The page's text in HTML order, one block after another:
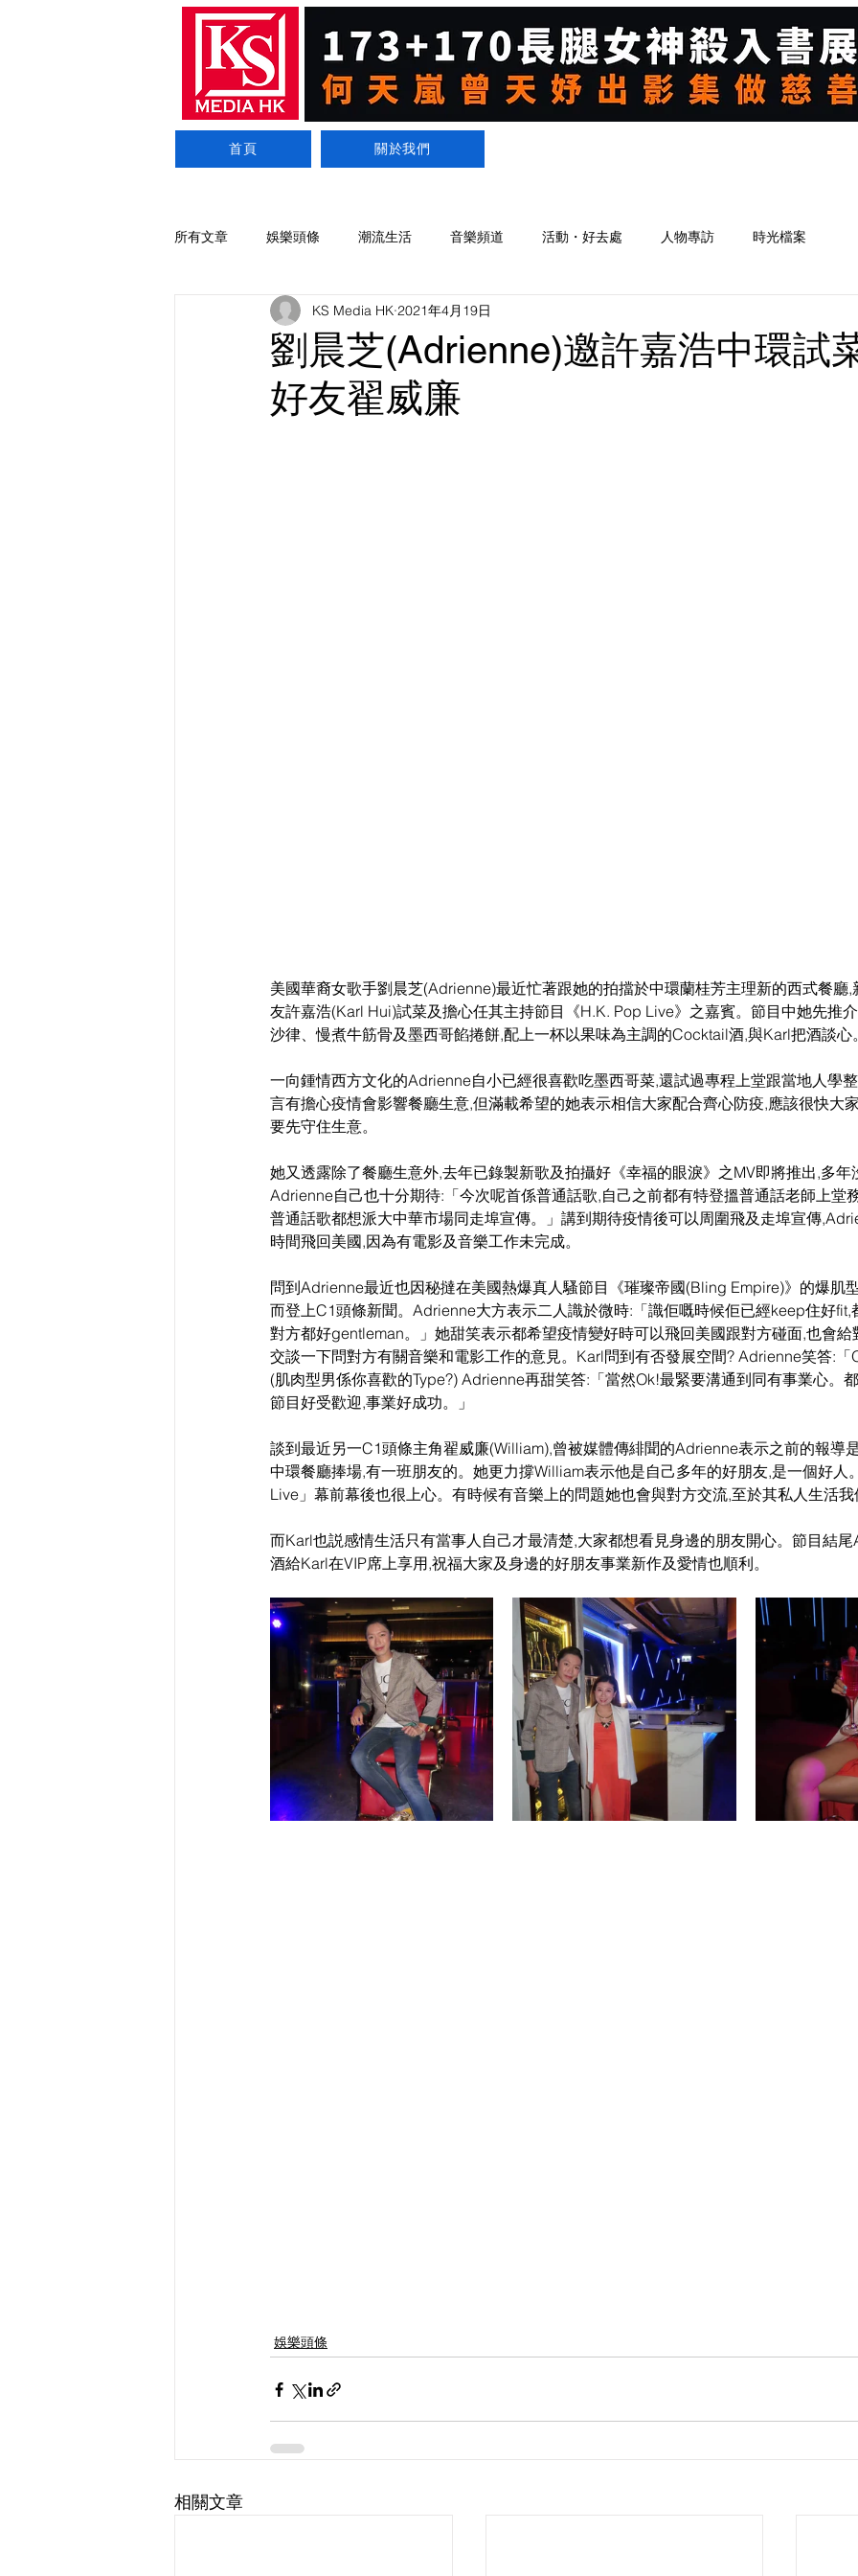
首頁 關於我們
所有文章 娛樂頭條 潮流生活 音樂頻道 活動・好去處 人物專訪 時光檔案
劉晨芝(Adrienne)邀許嘉浩中環試
好友翟威廉
KS Media HK 2021年4月19日
美國華裔女歌手劉晨芝(Adrienne)最近忙著跟她的拍擋於中環蘭桂芳主理新的西式餐廳
友許嘉浩(Karl Hui)試菜及擔心任其主持節目《H.K. Pop Live》之嘉賓。節目中她先推
沙律、慢煮牛筋骨及墨西哥餡捲餅,配上一杯以果味為主調的Cocktail酒,與Karl把酒談心
一向鍾情西方文化的Adrienne自小已經很喜歡吃墨西哥菜,還試過專程上堂跟當地人學
言有擔心疫情會影響餐廳生意,但滿載希望的她表示相信大家配合齊心防疫,應該很快大
要先守住生意。
她又透露除了餐廳生意外,去年已錄製新歌及拍攝好《幸福的眼淚》之MV即將推出,多年
Adrienne自己也十分期待:「今次呢首係普通話歌,自己之前都有特登搵普通話老師上堂
普通話歌都想派大中華市場同走埠宣傳。」講到期待疫情後可以周圍飛及走埠宣傳
時間飛回美國,因為有電影及音樂工作未完成。
問到Adrienne最近也因秘撻在美國熱爆真人騷節目《璀璨帝國(Bling Empire)》的爆肌
而登上C1頭條新聞。Adrienne大方表示二人識於微時:「識佢嘅時候佢已經keep住好fit,
對方都好gentleman。」她甜笑表示都希望疫情變好時可以飛回美國跟對方碰面,也會給
交談一下問對方有關音樂和電影工作的意見。Karl問到有否發展空間? Adrienne笑答:
(肌肉型男係你喜歡的Type?) Adrienne再甜笑答:「當然Ok!最緊要溝通到同有事業心。
節目好受歡迎,事業好成功。」
談到最近另一C1頭條主角翟威廉(William),曾被媒體傳緋聞的Adrienne表示之前的報導
中環餐廳捧場,有一班朋友的。她更力撐William表示他是自己多年的好朋友,是一個好
Live」幕前幕後也很上心。有時候有音樂上的問題她也會與對方交流,至於其私人生活
而Karl也説感情生活只有當事人自己才最清楚,大家都想看見身邊的朋友開心。節目結
酒給Karl在VIP席上享用,祝福大家及身邊的好朋友事業新作及愛情也順利。
娛樂頭條
相關文章